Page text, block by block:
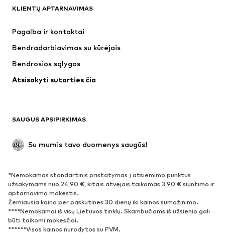
Naujienos
Apatiniai
Paltai
Proginiai
Išskirtiniai
BATAI
Naujienos
Sportbačiai
Aulinukai
Batai su kulniukais
Auliniai batai
KLIENTŲ APTARNAVIMAS
Pagalba ir kontaktai
Bendradarbiavimas su kūrėjais
Bendrosios sąlygos
Atsisakyti sutarties čia
SAUGUS APSIPIRKIMAS
Su mumis tavo duomenys saugūs!
*Nemokamas standartinis pristatymas į atsiėmimo punktus
užsakymams nuo 24,90 €, kitais atvejais taikomas 3,90 € siuntimo ir
aptarnavimo mokestis.
Žemiausia kaina per paskutines 30 dienų iki kainos sumažinimo.
****Nemokamai iš visų Lietuvos tinklų. Skambučiams iš užsienio gali
būti taikomi mokesčiai.
******Visos kainos nurodytos su PVM.